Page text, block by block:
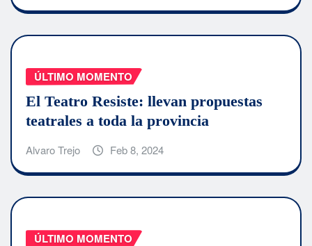
ÚLTIMO MOMENTO
El Teatro Resiste: llevan propuestas
teatrales a toda la provincia
Alvaro Trejo Feb 8, 2024
ÚLTIMO MOMENTO